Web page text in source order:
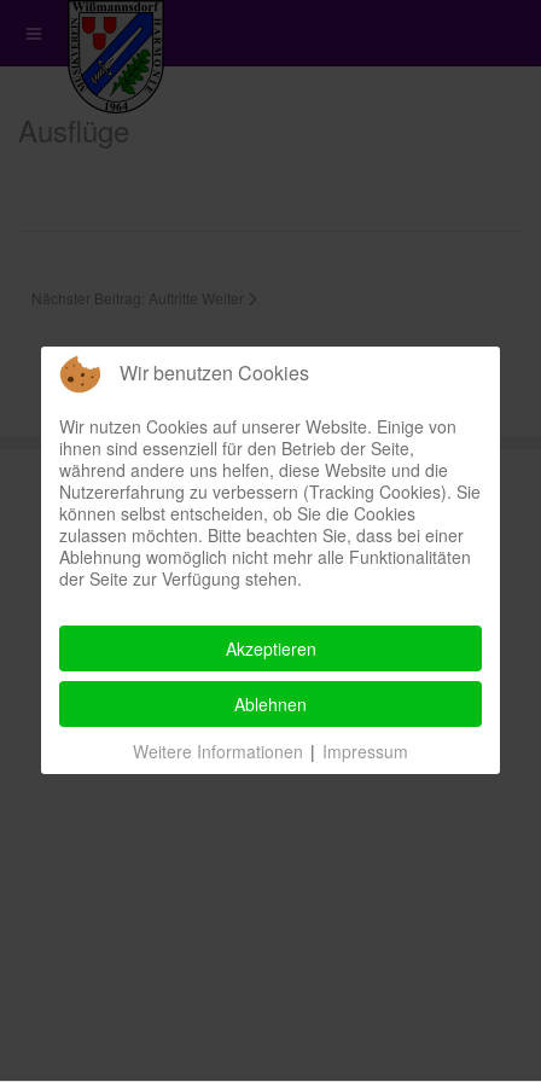
Ausflüge
Nächster Beitrag: Auftritte Weiter
Wir benutzen Cookies
Wir nutzen Cookies auf unserer Website. Einige von
ihnen sind essenziell für den Betrieb der Seite,
während andere uns helfen, diese Website und die
Nutzererfahrung zu verbessern (Tracking Cookies). Sie
können selbst entscheiden, ob Sie die Cookies
zulassen möchten. Bitte beachten Sie, dass bei einer
Ablehnung womöglich nicht mehr alle Funktionalitäten
der Seite zur Verfügung stehen.
Akzeptieren
Ablehnen
Weitere Informationen | Impressum